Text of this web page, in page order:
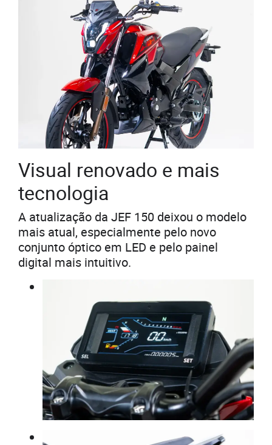
Visual renovado e mais
tecnologia
A atualização da JEF 150 deixou o modelo
mais atual, especialmente pelo novo
conjunto óptico em LED e pelo painel
digital mais intuitivo.